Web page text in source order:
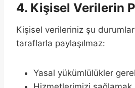
4. Kişisel Verilerin
Kişisel verileriniz şu
taraflarla paylaşılmaz:
Yasal yükümlülükler